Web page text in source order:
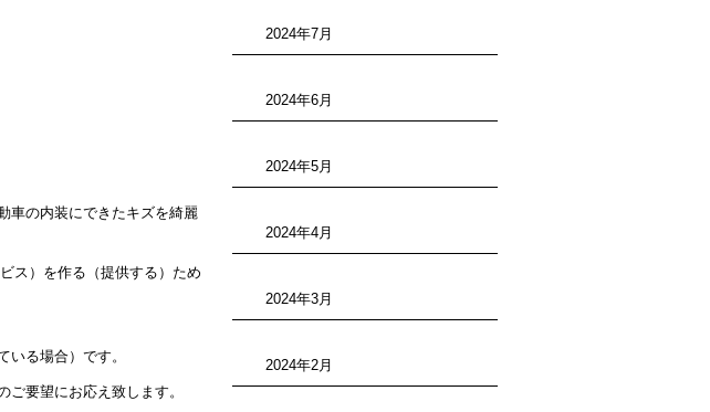
車の内装にできたキズを綺麗
ス）を作る（提供する）ため
る場合）です。
要望にお応え致します。
2024年7月
2024年6月
2024年5月
2024年4月
2024年3月
2024年2月